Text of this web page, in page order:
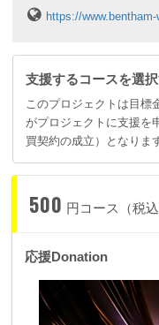
https://
支援するコースを選
このプロジェクトは目標
がプロジェクトに支援を
買契約の成立）となりま
500 円コース（税込
応援Donation